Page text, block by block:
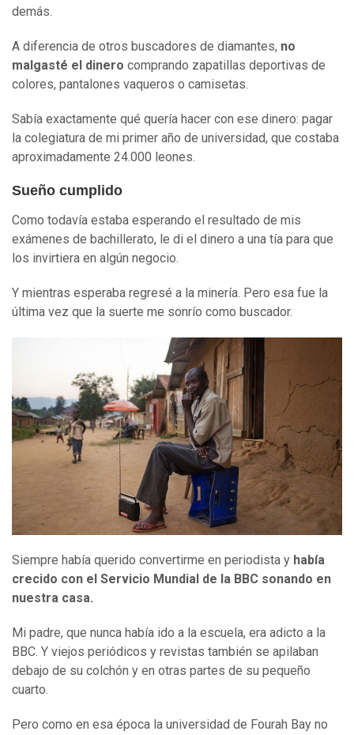
demás.
A diferencia de otros buscadores de diamantes, no
malgasté el dinero comprando zapatillas deportivas de
colores, pantalones vaqueros o camisetas.
Sabía exactamente qué quería hacer con ese dinero: pagar
la colegiatura de mi primer año de universidad, que costaba
aproximadamente 24.000 leones.
Sueño cumplido
Como todavía estaba esperando el resultado de mis
exámenes de bachillerato, le di el dinero a una tía para que
los invirtiera en algún negocio.
Y mientras esperaba regresé a la minería. Pero esa fue la
última vez que la suerte me sonrío como buscador.
Siempre había querido convertirme en periodista y había
crecido con el Servicio Mundial de la BBC sonando en
nuestra casa.
Mi padre, que nunca había ido a la escuela, era adicto a la
BBC. Y viejos periódicos y revistas también se apilaban
debajo de su colchón y en otras partes de su pequeño
cuarto.
Pero como en esa época la universidad de Fourah Bay no